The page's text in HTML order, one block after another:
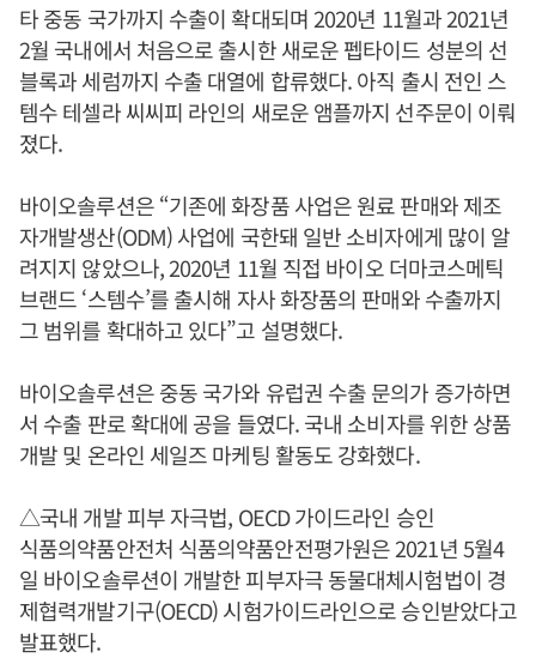
타 중동 국가까지 수출이 확대되며 2020년 11월과 2021년
2월 국내에서 처음으로 출시한 새로운 펩타이드 성분의 선
블록과 세럼까지 수출 대열에 합류했다. 아직 출시 전인 스
템수 테셀라 씨씨피 라인의 새로운 앰플까지 선주문이 이뤄
졌다.
바이오솔루션은 “기존에 화장품 사업은 원료 판매와 제조
자개발생산(ODM) 사업에 국한돼 일반 소비자에게 많이 알
려지지 않았으나, 2020년 11월 직접 바이오 더마코스메틱
브랜드 ‘스템수’를 출시해 자사 화장품의 판매와 수출까지
그 범위를 확대하고 있다”고 설명했다.
바이오솔루션은 중동 국가와 유럽권 수출 문의가 증가하면
서 수출 판로 확대에 공을 들였다. 국내 소비자를 위한 상품
개발 및 온라인 세일즈 마케팅 활동도 강화했다.
△국내 개발 피부 자극법, OECD 가이드라인 승인
식품의약품안전처 식품의약품안전평가원은 2021년 5월4
일 바이오솔루션이 개발한 피부자극 동물대체시험법이 경
제협력개발기구(OECD) 시험가이드라인으로 승인받았다고
발표했다.